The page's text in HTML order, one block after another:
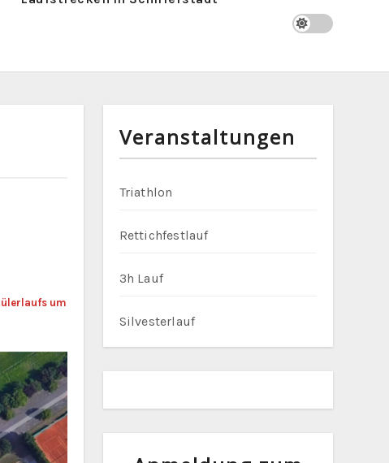
um
Veranstaltungen
Triathlon
Rettichfestlauf
3h Lauf
Silvesterlauf